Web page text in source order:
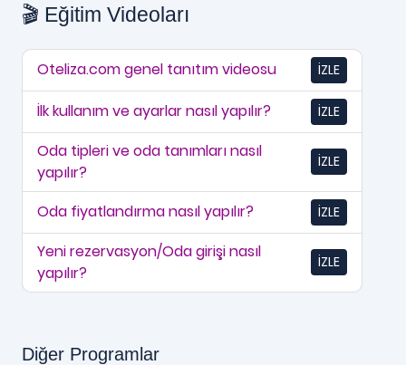
🎬 Eğitim Videoları
Oteliza.com genel tanıtım videosu İZLE
İlk kullanım ve ayarlar nasıl yapılır? İZLE
Oda tipleri ve oda tanımları nasıl
yapılır?
İZLE
Oda fiyatlandırma nasıl yapılır? İZLE
Yeni rezervasyon/Oda girişi nasıl
yapılır?
İZLE
Diğer Programlar